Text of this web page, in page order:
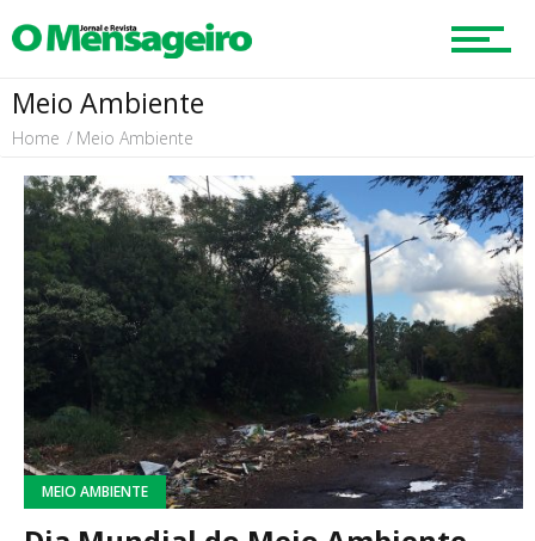
Meio Ambiente
Home Meio Ambiente
MEIO AMBIENTE